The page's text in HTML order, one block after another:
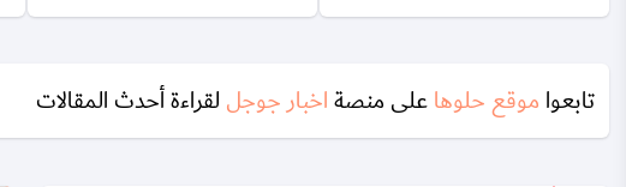
تابعوا موقع حلوهاعلى منصةاخبار جوجل لقراءة أحدث المقالات